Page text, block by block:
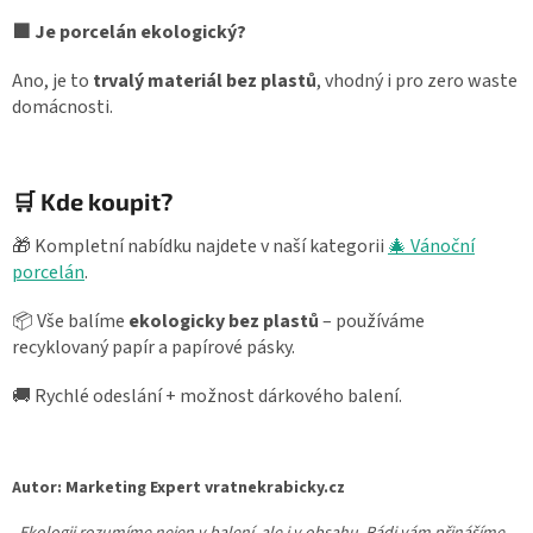
🟩 Je porcelán ekologický?
Ano, je to trvalý materiál bez plastů, vhodný i pro zero waste
domácnosti.
🛒 Kde koupit?
🎁 Kompletní nabídku najdete v naší kategorii 🎄 Vánoční
porcelán.
📦 Vše balíme ekologicky bez plastů– používáme
recyklovaný papír a papírové pásky.
🚚 Rychlé odeslání + možnost dárkového balení.
Autor: Marketing Expert vratnekrabicky.cz